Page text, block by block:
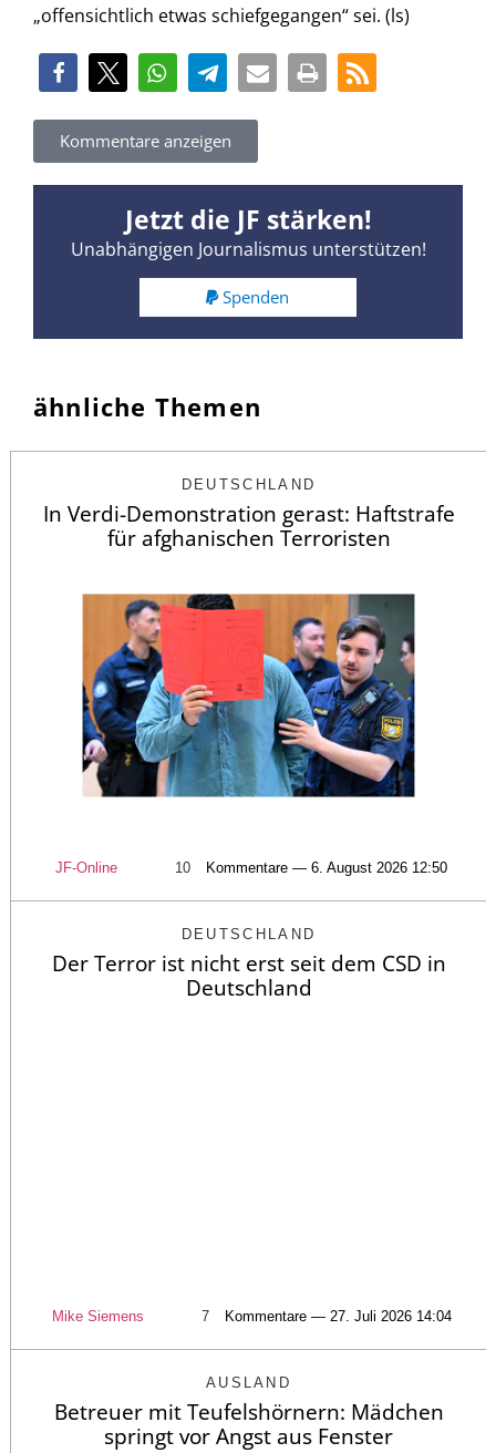
„offensichtlich etwas schiefgegangen“ sei. (ls)
Kommentare anzeigen
Jetzt die JF stärken!
Unabhängigen Journalismus unterstützen!
Spenden
ähnliche Themen
DEUTSCHLAND
In Verdi-Demonstration gerast: Haftstrafe
für afghanischen Terroristen
JF-Online 10 Kommentare — 6. August 2026 12:50
DEUTSCHLAND
Der Terror ist nicht erst seit dem CSD in
Deutschland
Mike Siemens 7 Kommentare — 27. Juli 2026 14:04
AUSLAND
Betreuer mit Teufelshörnern: Mädchen
springt vor Angst aus Fenster